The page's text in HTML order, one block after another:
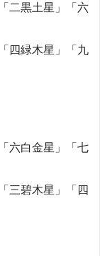
二黒土星」「六
四緑木星」「九
六白金星」「七
三碧木星」「四